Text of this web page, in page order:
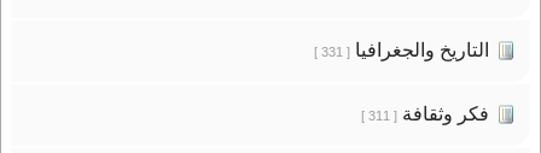
التاريخ والجغرافيا[ 331 ]
فكر وثقافة[ 311 ]